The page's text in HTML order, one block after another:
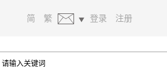
简 繁 登录 注册